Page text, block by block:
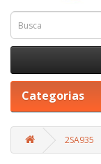
Categorias
2SA935